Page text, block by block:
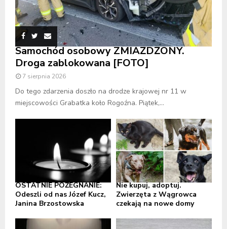
Samochód osobowy ZMIAŻDŻONY.
Droga zablokowana [FOTO]
7 sierpnia 2026
Do tego zdarzenia doszło na drodze krajowej nr 11 w
miejscowości Grabatka koło Rogoźna. Piątek,...
OSTATNIE POŻEGNANIE:
Odeszli od nas Józef Kucz,
Janina Brzostowska
Nie kupuj, adoptuj.
Zwierzęta z Wągrowca
czekają na nowe domy